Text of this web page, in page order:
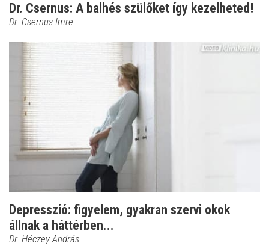
Dr. Csernus: A balhés szülőket így kezelheted!
Dr. Csernus Imre
Depresszió: figyelem, gyakran szervi okok
állnak a háttérben...
Dr. Héczey András